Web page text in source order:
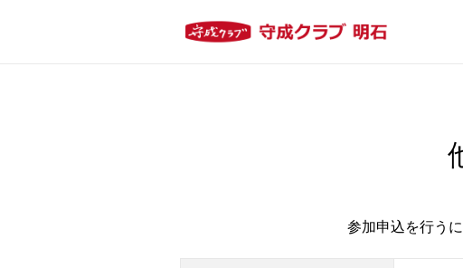
参加申込を行う